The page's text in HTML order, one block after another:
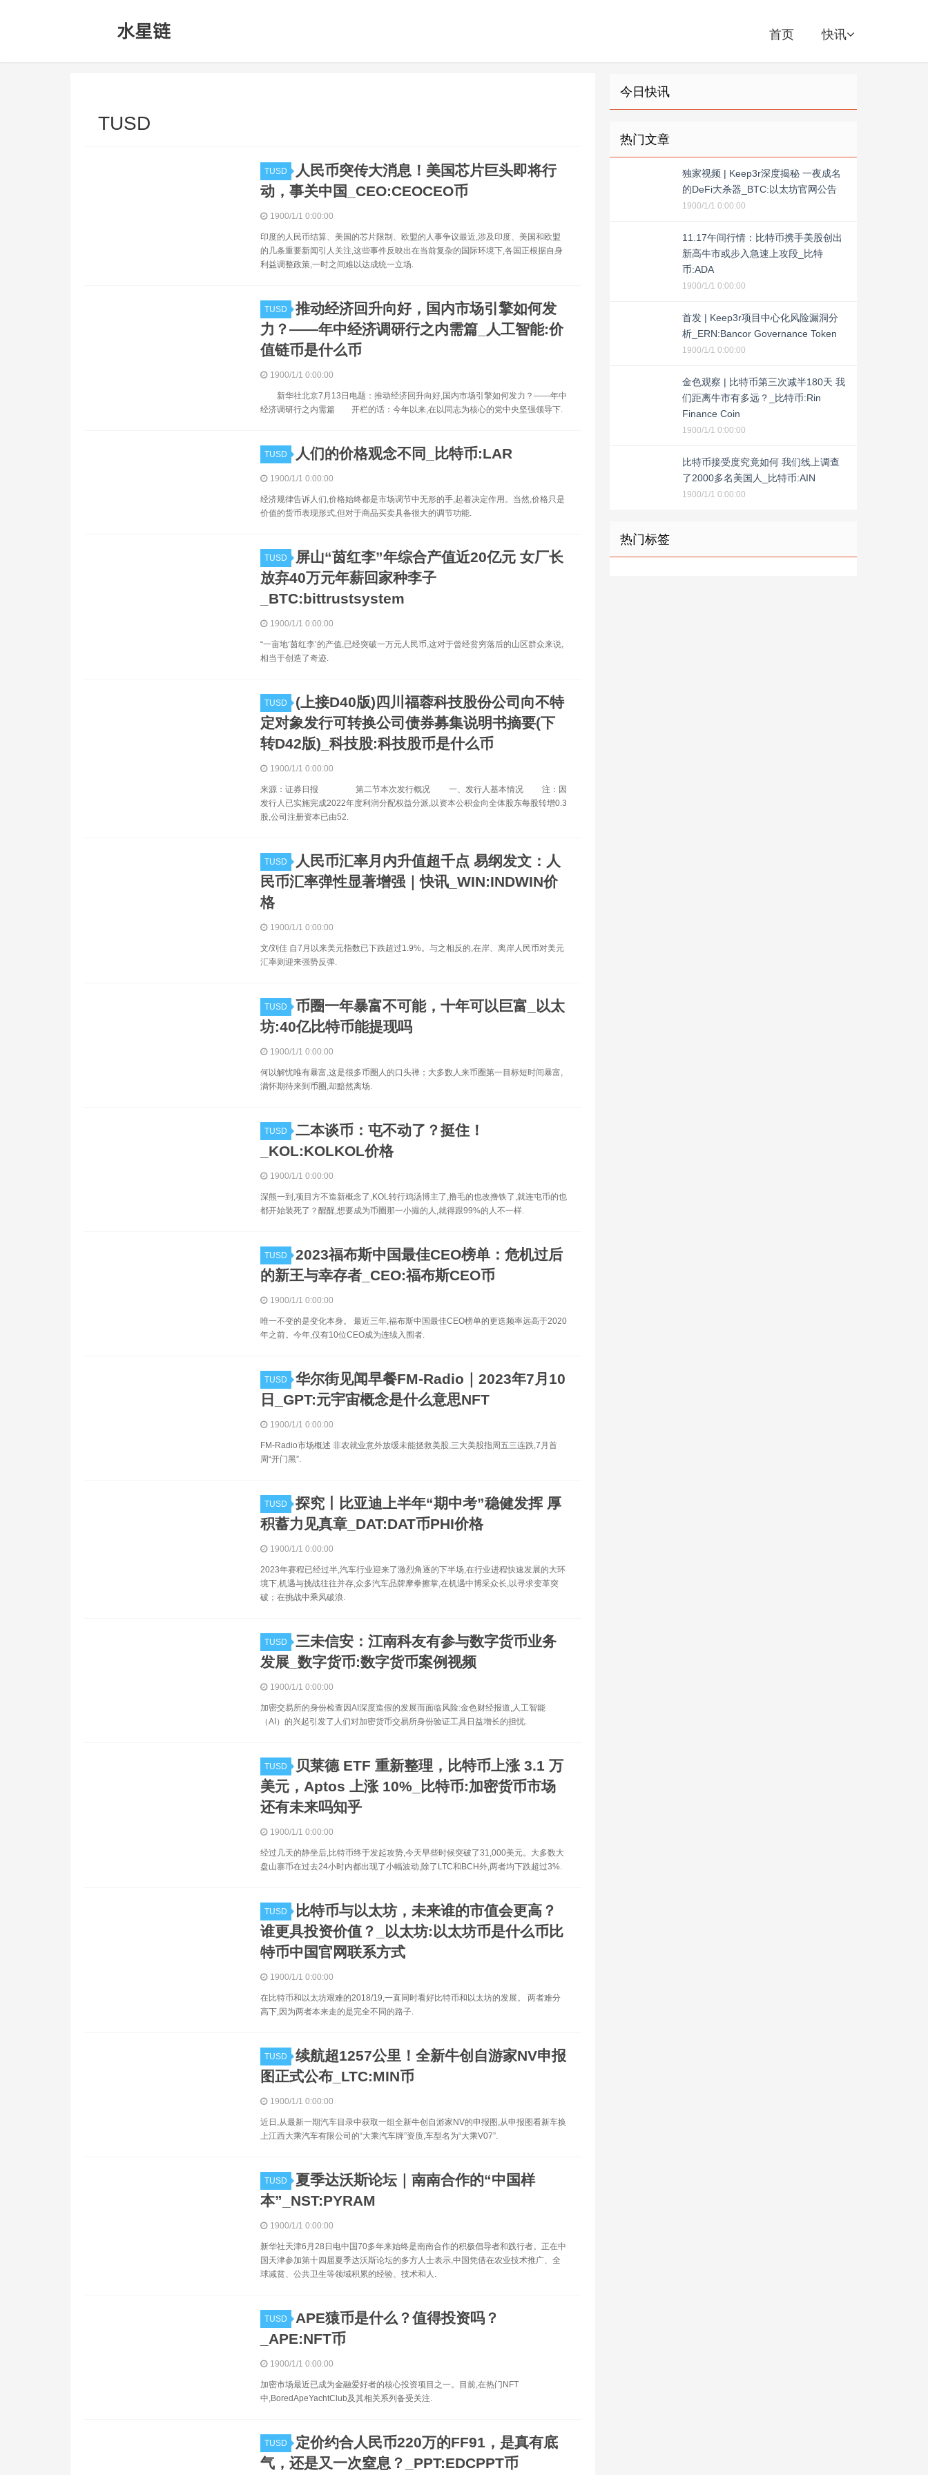
首页 快讯
TUSD
TUSD
人民币突传大消息！美国芯片巨头即将行
动，事关中国_CEO:CEOCEO币
1900/1/1 0:00:00
印度的人民币结算、美国的芯片限制、欧盟的人事争议最近,涉及印度、美国和欧盟
的几条重要新闻引人关注,这些事件反映出在当前复杂的国际环境下,各国正根据自身
利益调整政策,一时之间难以达成统一立场.
TUSD
推动经济回升向好，国内市场引擎如何发
力？——年中经济调研行之内需篇_人工智能:价
值链币是什么币
1900/1/1 0:00:00
新华社北京7月13日电题：推动经济回升向好,国内市场引擎如何发力？——年中
经济调研行之内需篇 开栏的话：今年以来,在以同志为核心的党中央坚强领导下.
TUSD 人们的价格观念不同_比特币:LAR
1900/1/1 0:00:00
经济规律告诉人们,价格始终都是市场调节中无形的手,起着决定作用。当然,价格只是
价值的货币表现形式,但对于商品买卖具备很大的调节功能.
TUSD
屏山“茵红李”年综合产值近20亿元 女厂长
放弃40万元年薪回家种李子
_BTC:bittrustsystem
1900/1/1 0:00:00
“一亩地‘茵红李’的产值,已经突破一万元人民币,这对于曾经贫穷落后的山区群众来说,
相当于创造了奇迹.
TUSD
(上接D40版)四川福蓉科技股份公司向不特
定对象发行可转换公司债券募集说明书摘要(下
转D42版)_科技股:科技股币是什么币
1900/1/1 0:00:00
来源：证券日报 第二节本次发行概况 一、发行人基本情况 注：因
发行人已实施完成2022年度利润分配权益分派,以资本公积金向全体股东每股转增0.3
股,公司注册资本已由52.
TUSD
人民币汇率月内升值超千点 易纲发文：人
民币汇率弹性显著增强｜快讯_WIN:INDWIN价
格
1900/1/1 0:00:00
文/刘佳 自7月以来美元指数已下跌超过1.9%。与之相反的,在岸、离岸人民币对美元
汇率则迎来强势反弹.
TUSD
币圈一年暴富不可能，十年可以巨富_以太
坊:40亿比特币能提现吗
1900/1/1 0:00:00
何以解忧唯有暴富,这是很多币圈人的口头禅；大多数人来币圈第一目标短时间暴富,
满怀期待来到币圈,却黯然离场.
TUSD
二本谈币：屯不动了？挺住！
_KOL:KOLKOL价格
1900/1/1 0:00:00
深熊一到,项目方不造新概念了,KOL转行鸡汤博主了,撸毛的也改撸铁了,就连屯币的也
都开始装死了？醒醒,想要成为币圈那一小撮的人,就得跟99%的人不一样.
TUSD
2023福布斯中国最佳CEO榜单：危机过后
的新王与幸存者_CEO:福布斯CEO币
1900/1/1 0:00:00
唯一不变的是变化本身。 最近三年,福布斯中国最佳CEO榜单的更迭频率远高于2020
年之前。今年,仅有10位CEO成为连续入围者.
TUSD
华尔街见闻早餐FM-Radio｜2023年7月10
日_GPT:元宇宙概念是什么意思NFT
1900/1/1 0:00:00
FM-Radio市场概述 非农就业意外放缓未能拯救美股,三大美股指周五三连跌,7月首
周“开门黑”.
TUSD
探究丨比亚迪上半年“期中考”稳健发挥 厚
积蓄力见真章_DAT:DAT币PHI价格
1900/1/1 0:00:00
2023年赛程已经过半,汽车行业迎来了激烈角逐的下半场,在行业进程快速发展的大环
境下,机遇与挑战往往并存,众多汽车品牌摩拳擦掌,在机遇中博采众长,以寻求变革突
破；在挑战中乘风破浪.
TUSD
三未信安：江南科友有参与数字货币业务
发展_数字货币:数字货币案例视频
1900/1/1 0:00:00
加密交易所的身份检查因AI深度造假的发展而面临风险:金色财经报道,人工智能
（AI）的兴起引发了人们对加密货币交易所身份验证工具日益增长的担忧.
TUSD
贝莱德 ETF 重新整理，比特币上涨 3.1 万
美元，Aptos 上涨 10%_比特币:加密货币市场
还有未来吗知乎
1900/1/1 0:00:00
经过几天的静坐后,比特币终于发起攻势,今天早些时候突破了31,000美元。大多数大
盘山寨币在过去24小时内都出现了小幅波动,除了LTC和BCH外,两者均下跌超过3%.
TUSD
比特币与以太坊，未来谁的市值会更高？
谁更具投资价值？_以太坊:以太坊币是什么币比
特币中国官网联系方式
1900/1/1 0:00:00
在比特币和以太坊艰难的2018/19,一直同时看好比特币和以太坊的发展。 两者难分
高下,因为两者本来走的是完全不同的路子.
TUSD
续航超1257公里！全新牛创自游家NV申报
图正式公布_LTC:MIN币
1900/1/1 0:00:00
近日,从最新一期汽车目录中获取一组全新牛创自游家NV的申报图,从申报图看新车换
上江西大乘汽车有限公司的“大乘汽车牌”资质,车型名为“大乘V07”.
TUSD
夏季达沃斯论坛｜南南合作的“中国样
本”_NST:PYRAM
1900/1/1 0:00:00
新华社天津6月28日电中国70多年来始终是南南合作的积极倡导者和践行者。正在中
国天津参加第十四届夏季达沃斯论坛的多方人士表示,中国凭借在农业技术推广、全
球减贫、公共卫生等领域积累的经验、技术和人.
TUSD
APE猿币是什么？值得投资吗？
_APE:NFT币
1900/1/1 0:00:00
加密市场最近已成为金融爱好者的核心投资项目之一。目前,在热门NFT
中,BoredApeYachtClub及其相关系列备受关注.
TUSD
定价约合人民币220万的FF91，是真有底
气，还是又一次窒息？_PPT:EDCPPT币
今日快讯
热门文章
独家视频 | Keep3r深度揭秘 一夜成名
的DeFi大杀器_BTC:以太坊官网公告
1900/1/1 0:00:00
11.17午间行情：比特币携手美股创出
新高牛市或步入急速上攻段_比特
币:ADA
1900/1/1 0:00:00
首发 | Keep3r项目中心化风险漏洞分
析_ERN:Bancor Governance Token
1900/1/1 0:00:00
金色观察 | 比特币第三次减半180天 我
们距离牛市有多远？_比特币:Rin
Finance Coin
1900/1/1 0:00:00
比特币接受度究竟如何 我们线上调查
了2000多名美国人_比特币:AIN
1900/1/1 0:00:00
热门标签